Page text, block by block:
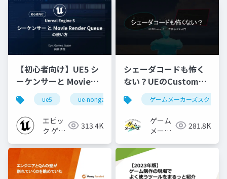
【初心者向け】UE5 シ
ーケンサーと Movie
Render Queue の使い
方【Cinematic Dive
2023】
ue5 ue-nongame
エピッ
ク ゲー
ャパン
313.4K
シェーダコードも怖く
ない？UEのCustomノ
ードで学ぶHLSL入門
ゲームメーカーズスクラン
ゲーム
メーカ
281.8K